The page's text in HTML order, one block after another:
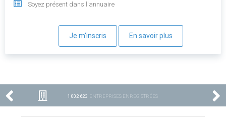
Soyez présent dans l'annuaire
Je m'inscris En savoir plus
1 002 623 ENTREPRISES ENREGISTRÉES